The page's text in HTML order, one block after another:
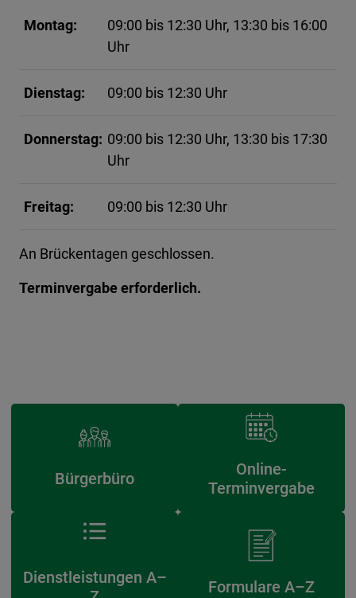
Montag:
09:00 bis 12:30 Uhr, 13:30 bis 16:00
Uhr
Dienstag: 09:00 bis 12:30 Uhr
Donnerstag: 09:00 bis 12:30 Uhr, 13:30 bis 17:30
Uhr
Freitag: 09:00 bis 12:30 Uhr
An Brückentagen geschlossen.
Terminvergabe erforderlich.
Bürgerbüro
Online-
Terminvergabe
Dienstleistungen A–
Formulare A–Z